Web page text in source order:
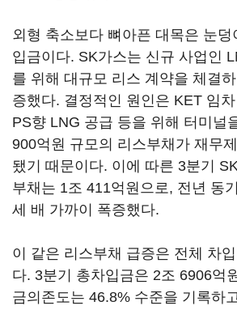
외형 축소보다 뼈아픈 대목은 눈
입금이다. SK가스는 신규 사업인
를 위해 대규모 리스 계약을 체결
증했다. 결정적인 원인은 KET 임
PS향 LNG 공급 등을 위해 터미널
900억원 규모의 리스부채가 재무
됐기 때문이다. 이에 따른 3분기
부채는 1조 411억원으로, 전년 동
세 배 가까이 폭증했다.
이 같은 리스부채 급증은 전체 차
다. 3분기 총차입금은 2조 6906억
금의존도는 46.8% 수준을 기록하